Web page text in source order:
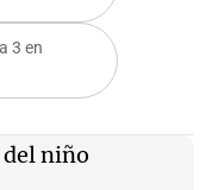
3 en
niño